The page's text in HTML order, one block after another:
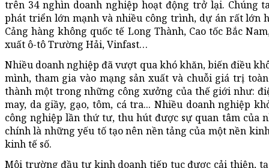
trên 34 nghìn doanh nghiệp hoạt động trở lại. Chúng
phát triển lớn mạnh và nhiều công trình, dự án rất lớn
Cảng hàng không quốc tế Long Thành, Cao tốc Bắc
xuất ô-tô Trường Hải, Vinfast…
Nhiều doanh nghiệp đã vượt qua khó khăn, biến điều
mình, tham gia vào mạng sản xuất và chuỗi giá trị
thành một trong những công xưởng của thế giới như:
may, da giầy, gạo, tôm, cá tra... Nhiều doanh nghiệp
công nghiệp lần thứ tư, thu hút được sự quan tâm của
chính là những yếu tố tạo nên nền tảng của một nền
kinh tế số.
Môi trường đầu tư kinh doanh tiếp tục được cải thiện,